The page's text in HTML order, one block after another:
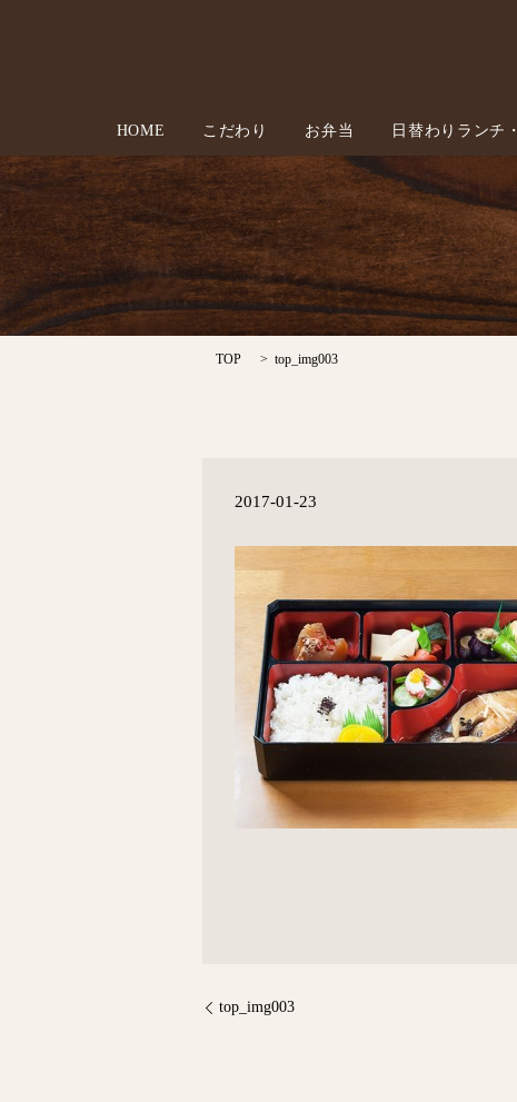
HOME こだわり お弁当 日替わりランチ
TOP top_img003
2017-01-23
top_img003